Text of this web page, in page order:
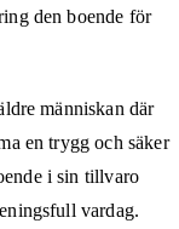
den boende för
människan där
en trygg och säker
i sin tillvaro
vardag.